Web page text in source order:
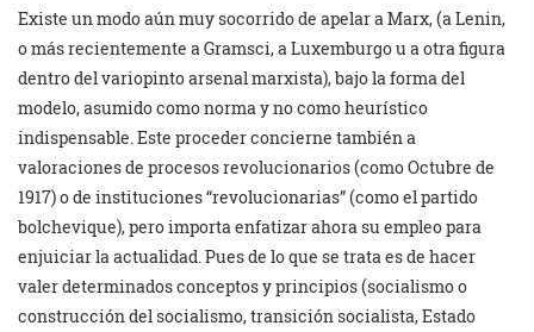
Existe un modo aún muy socorrido de apelar a Marx, (a Lenin,
o más recientemente a Gramsci, a Luxemburgo u a otra figura
dentro del variopinto arsenal marxista), bajo la forma del
modelo, asumido como norma y no como heurístico
indispensable. Este proceder concierne también a
valoraciones de procesos revolucionarios (como Octubre de
1917) o de instituciones “revolucionarias” (como el partido
bolchevique), pero importa enfatizar ahora su empleo para
enjuiciar la actualidad. Pues de lo que se trata es de hacer
valer determinados conceptos y principios (socialismo o
construcción del socialismo, transición socialista, Estado